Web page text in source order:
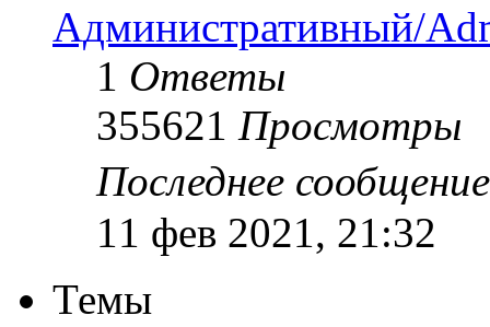
Административный/
1 Ответы
355621 Просмотры
Последнее
11 фев 2021, 21:32
Темы